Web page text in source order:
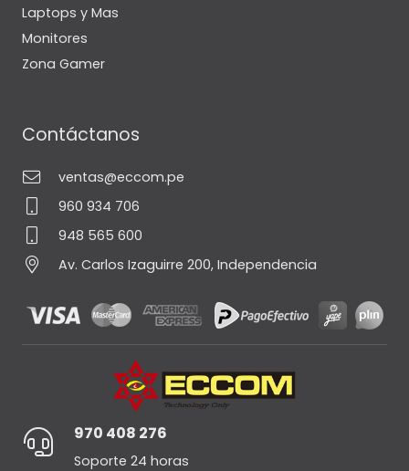
Laptops y Mas
Monitores
Zona Gamer
Contáctanos
ventas@eccom.pe
960 934 706
948 565 600
Av. Carlos Izaguirre 200, Independencia
970 408 276
Soporte 24 horas